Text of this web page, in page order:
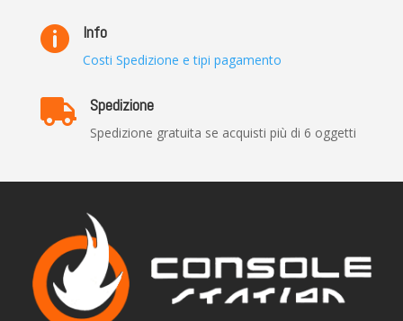
 Info
Costi Spedizione e tipi pagamento
 Spedizione
Spedizione gratuita se acquisti più di 6 oggetti